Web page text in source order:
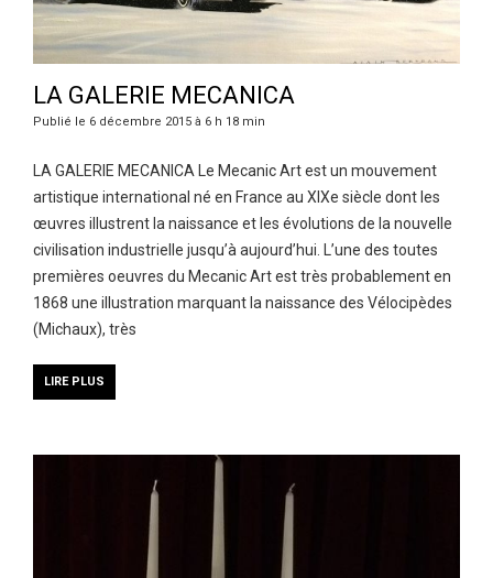
LA GALERIE MECANICA
Publié le 6 décembre 2015 à 6 h 18 min
LA GALERIE MECANICA Le Mecanic Art est un mouvement
artistique international né en France au XIXe siècle dont les
œuvres illustrent la naissance et les évolutions de la nouvelle
civilisation industrielle jusqu’à aujourd’hui. L’une des toutes
premières oeuvres du Mecanic Art est très probablement en
1868 une illustration marquant la naissance des Vélocipèdes
(Michaux), très
LIRE PLUS